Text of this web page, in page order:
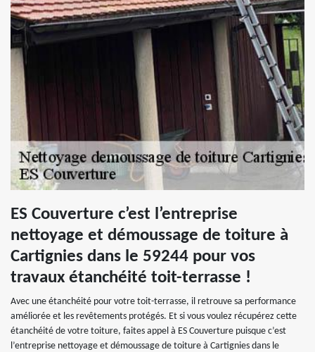
ES Couverture c’est l’entreprise
nettoyage et démoussage de toiture à
Cartignies dans le 59244 pour vos
travaux étanchéité toit-terrasse !
Avec une étanchéité pour votre toit-terrasse, il retrouve sa performance
améliorée et les revêtements protégés. Et si vous voulez récupérez cette
étanchéité de votre toiture, faites appel à ES Couverture puisque c’est
l’entreprise nettoyage et démoussage de toiture à Cartignies dans le